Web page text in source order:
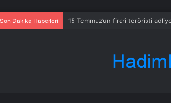
Son Dakika Haberleri 15 Temmuz’un firari teröristi